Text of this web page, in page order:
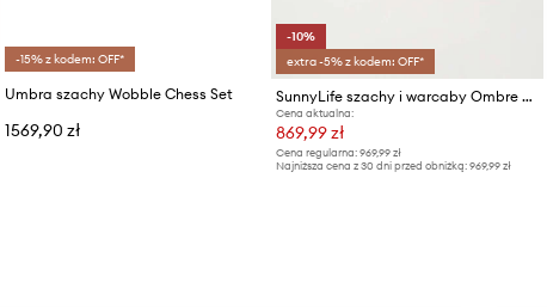
-15% z kodem: OFF*
Umbra szachy Wobble Chess Set
1569,90 zł
-10%
extra -5% z kodem: OFF*
SunnyLife szachy i warcaby Ombre Sherbert
Cena aktualna:
869,99 zł
Cena regularna: 969,99 zł
Najniższa cena z 30 dni przed obniżką: 969,99 zł